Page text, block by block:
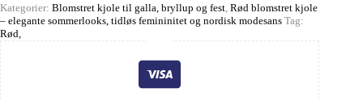
Kategorier: Blomstret kjole til galla, bryllup og fest Rød blomstret kjole
– elegante sommerlooks, tidløs femininitet og nordisk modesans Tag:
Rød,